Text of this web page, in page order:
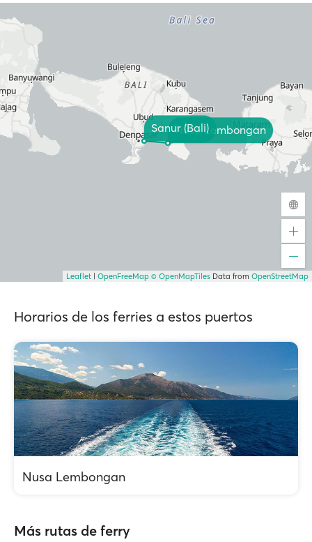
Nusa Lembongan
Sanur (Bali)
Leaflet OpenFreeMap © OpenMapTiles Data from OpenStreetMap
Horarios de los ferries a estos puertos
Nusa Lembongan
Más rutas de ferry